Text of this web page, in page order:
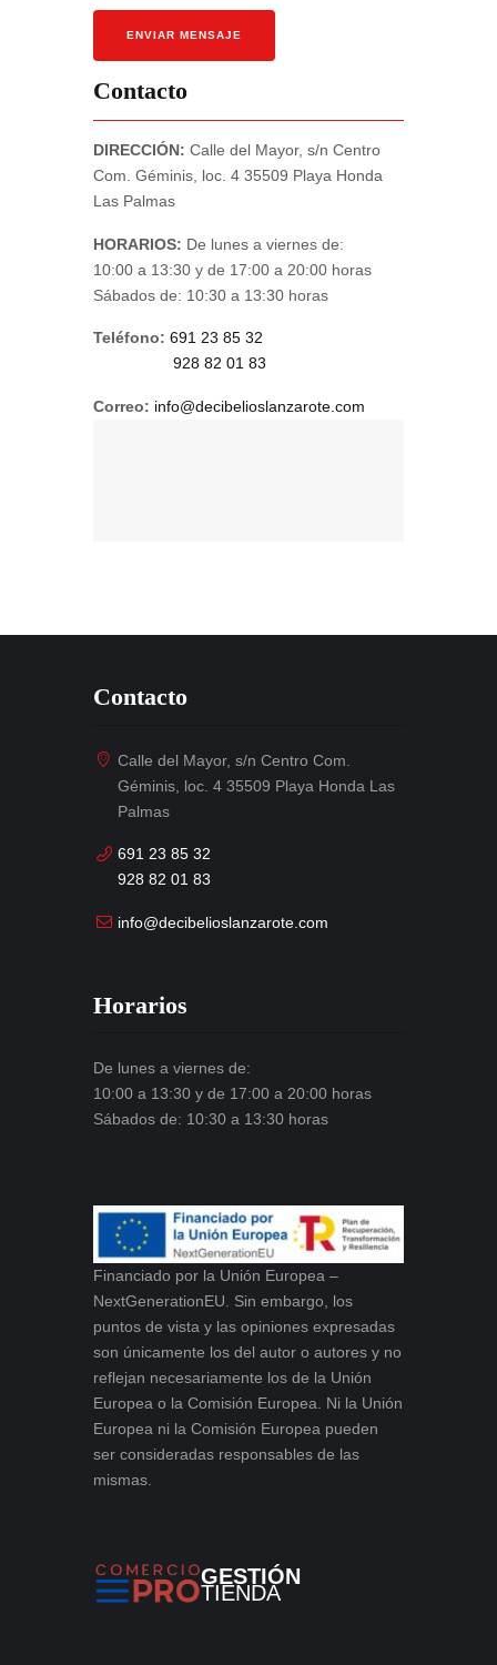
Contacto
DIRECCIÓN: Calle del Mayor, s/n Centro
Com. Géminis, loc. 4 35509 Playa Honda
Las Palmas
HORARIOS: De lunes a viernes de:
10:00 a 13:30 y de 17:00 a 20:00 horas
Sábados de: 10:30 a 13:30 horas
Teléfono: 691 23 85 32
928 82 01 83
Correo: info@decibelioslanzarote.com
Contacto
Calle del Mayor, s/n Centro Com.
Géminis, loc. 4 35509 Playa Honda Las
Palmas
691 23 85 32
928 82 01 83
info@decibelioslanzarote.com
Horarios
De lunes a viernes de:
10:00 a 13:30 y de 17:00 a 20:00 horas
Sábados de: 10:30 a 13:30 horas
Financiado por la Unión Europea –
NextGenerationEU. Sin embargo, los
puntos de vista y las opiniones expresadas
son únicamente los del autor o autores y no
reflejan necesariamente los de la Unión
Europea o la Comisión Europea. Ni la Unión
Europea ni la Comisión Europea pueden
ser consideradas responsables de las
mismas.
GESTIÓN
TIENDA